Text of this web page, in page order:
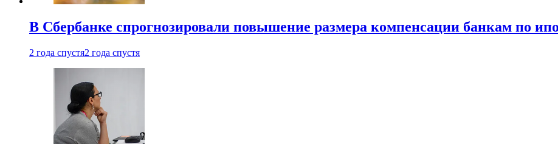
В Сбербанке спрогнозировали повышение размера компенсации банкам по
2 года спустя2 года спустя